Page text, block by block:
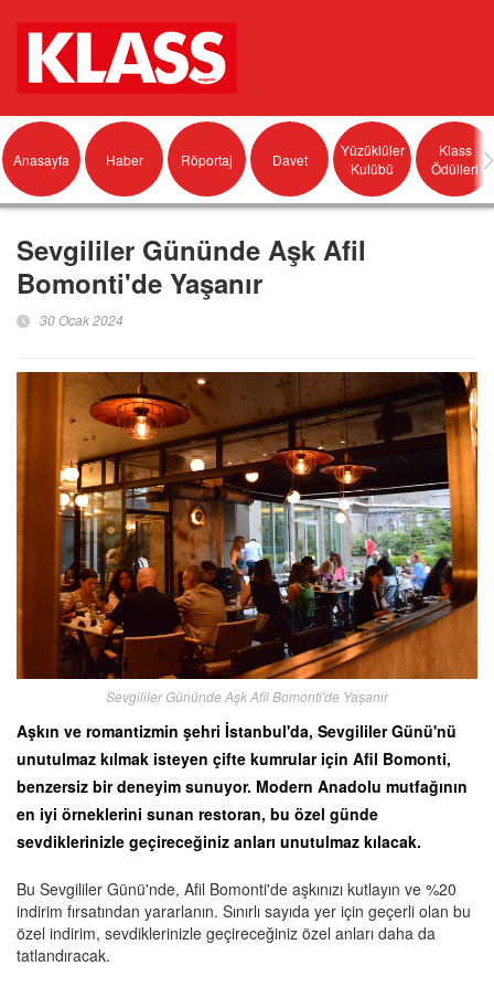
Anasayfa Haber Röportaj Davet
Yüzüklüler
Kulübü
Klass
Ödülleri
Sevgililer Gününde Aşk Afil
Bomonti'de Yaşanır
30 Ocak 2024
Sevgililer Gününde Aşk Afil Bomonti'de Yaşanır
Aşkın ve romantizmin şehri İstanbul'da, Sevgililer Günü'nü
unutulmaz kılmak isteyen çifte kumrular için Afil Bomonti,
benzersiz bir deneyim sunuyor. Modern Anadolu mutfağının
en iyi örneklerini sunan restoran, bu özel günde
sevdiklerinizle geçireceğiniz anları unutulmaz kılacak.
Bu Sevgililer Günü'nde, Afil Bomonti'de aşkınızı kutlayın ve %20
indirim fırsatından yararlanın. Sınırlı sayıda yer için geçerli olan bu
özel indirim, sevdiklerinizle geçireceğiniz özel anları daha da
tatlandıracak.